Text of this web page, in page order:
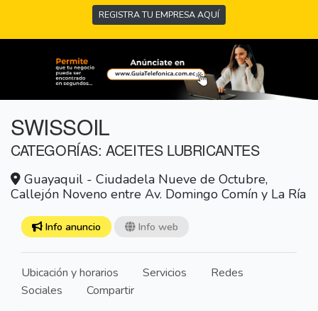
REGISTRA TU EMPRESA AQUÍ
SWISSOIL
CATEGORÍAS: ACEITES LUBRICANTES
Guayaquil - Ciudadela Nueve de Octubre,
Callejón Noveno entre Av. Domingo Comín y La Ría
Info anuncio Info web
Ubicación y horarios Servicios
Redes
Sociales
Compartir